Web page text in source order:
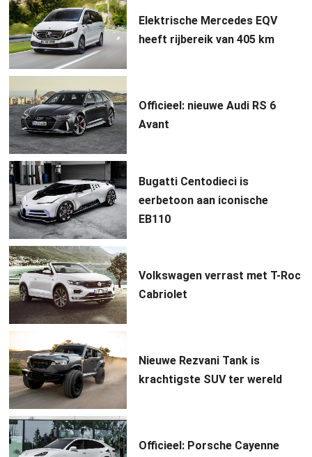
Elektrische Mercedes EQV
heeft rijbereik van 405 km
Officieel: nieuwe Audi RS 6
Avant
Bugatti Centodieci is
eerbetoon aan iconische
EB110
Volkswagen verrast met T-Roc
Cabriolet
Nieuwe Rezvani Tank is
krachtigste SUV ter wereld
Officieel: Porsche Cayenne